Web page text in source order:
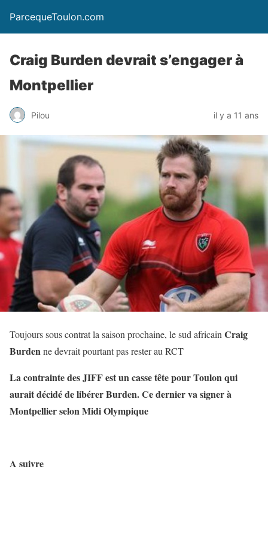
ParcequeToulon.com
Craig Burden devrait s’engager à
Montpellier
Pilou il y a 11 ans
Toujours sous contrat la saison prochaine, le sud africain Craig
Burdenne devrait pourtant pas rester au RCT
La contrainte des JIFF est un casse tête pour Toulon qui
aurait décidé de libérer Burden. Ce dernier va signer à
Montpellier selon Midi Olympique
A suivre